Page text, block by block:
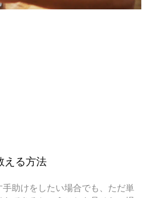
える方法
助けをしたい場合でも、ただ単